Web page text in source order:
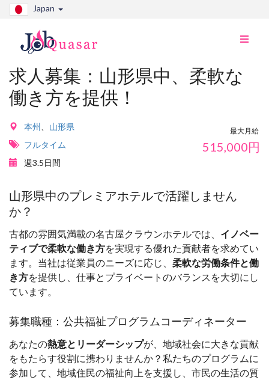
Japan
ナ
り
求人募集：山形県中、柔軟な
働き方を提供！
本州
山形県
フルタイム
週3.5日間
最大月給
515,000円
山形県中のプレミアホテルで活躍しません
か？
古都の雰囲気満載の名古屋クラウンホテルでは、 イノベー
ティブで柔軟な働き方を実現する優れた貢献者を求めてい
ます。当社は従業員のニーズに応じ、 柔軟な労働条件と働
き方を提供し、仕事とプライベートのバランスを大切にし
ています。
募集職種：公共福祉プログラムコーディネーター
あなたの熱意とリーダーシップが、地域社会に大きな貢献
をもたらす役割に携わりませんか？私たちのプログラムに
参加して、地域住民の福祉向上を支援し、市民の生活の質